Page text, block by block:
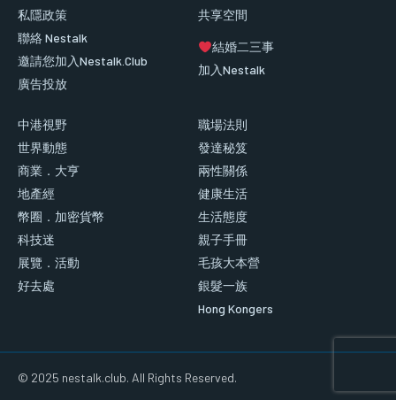
私隱政策
聯絡 Nestalk
邀請您加入Nestalk.Club
廣告投放
共享空間
結婚二三事
加入Nestalk
中港視野
世界動態
商業．大亨
地產經
幣圈．加密貨幣
科技迷
展覽．活動
好去處
職場法則
發達秘笈
兩性關係
健康生活
生活態度
親子手冊
毛孩大本營
銀髮一族
Hong Kongers
© 2025 nestalk.club. All Rights Reserved.